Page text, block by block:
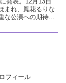
まれ、鳳花るりな
公演への期待と
フィール